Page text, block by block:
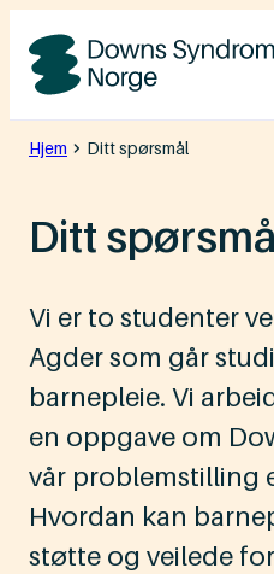
Hopp
Downs
Syndrom
Hjem Ditt spørsmål
Ditt
Vi er to studenter
Agder som går
barnepleie. Vi
en oppgave om
vår problemstilling
Hvordan kan
støtte og veilede